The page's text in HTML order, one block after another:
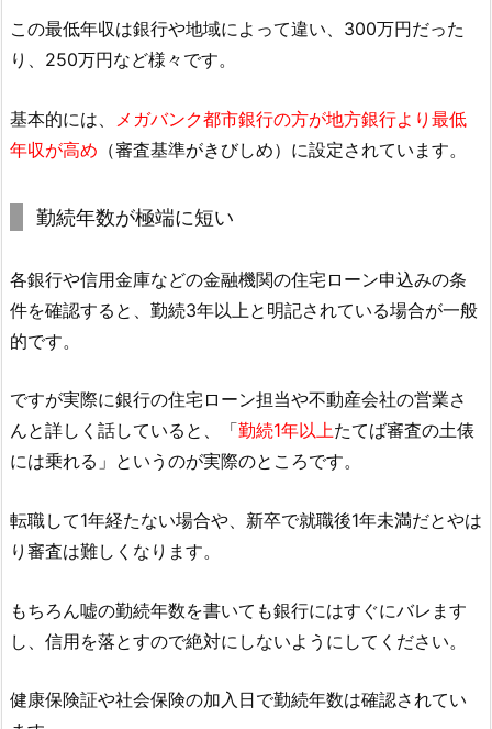
この最低年収は銀行や地域によって違い、300万円だった
り、250万円など様々です。
基本的には、
メガバンク都市銀行の方が地方銀行より最低
年収が高め （審査基準がきびしめ）に設定されています。
勤続年数が極端に短い
各銀行や信用金庫などの金融機関の住宅ローン申込みの条
件を確認すると、勤続3年以上と明記されている場合が一般
的です。
ですが実際に銀行の住宅ローン担当や不動産会社の営業さ
んと詳しく話していると、「勤続1年以上たてば審査の土俵
には乗れる」というのが実際のところです。
転職して1年経たない場合や、新卒で就職後1年未満だとやは
り審査は難しくなります。
もちろん嘘の勤続年数を書いても銀行にはすぐにバレます
し、信用を落とすので絶対にしないようにしてください。
健康保険証や社会保険の加入日で勤続年数は確認されてい